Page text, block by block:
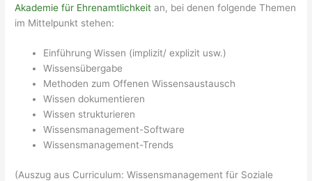
Akademie für Ehrenamtlichkeit an, bei denen folgende Themen
im Mittelpunkt stehen:
Einführung Wissen (implizit/ explizit usw.)
Wissensübergabe
Methoden zum Offenen Wissensaustausch
Wissen dokumentieren
Wissen strukturieren
Wissensmanagement-Software
Wissensmanagement-Trends
(Auszug aus Curriculum: Wissensmanagement für Soziale